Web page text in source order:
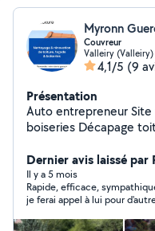
Myronn
Couvreur
Valleiry (Valleiry)
4,1/5 (9
Présentation
Auto entrepreneur Site web MG toiture Rénovation
boiseries Décapage toiture & terrasse Petite
Dernier avis laissé par
Il y a 5 mois
Rapide, efficace, sympathique, prix
je ferai appel à lui pour